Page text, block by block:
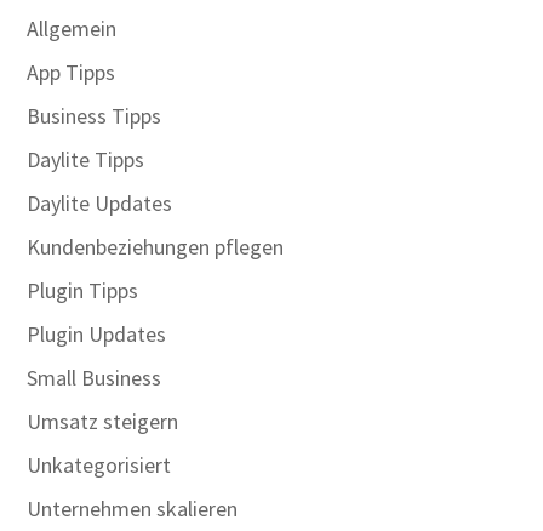
Allgemein
App Tipps
Business Tipps
Daylite Tipps
Daylite Updates
Kundenbeziehungen pflegen
Plugin Tipps
Plugin Updates
Small Business
Umsatz steigern
Unkategorisiert
Unternehmen skalieren